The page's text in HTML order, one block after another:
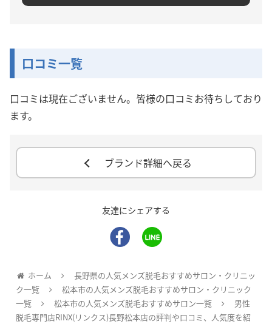
口コミ一覧
口コミは現在ございません。皆様の口コミお待ちしており
ます。
ブランド詳細へ戻る
友達にシェアする
ホーム
長野県の人気メンズ脱毛おすすめサロン・クリニッ
ク一覧
松本市の人気メンズ脱毛おすすめサロン・クリニック
一覧
松本市の人気メンズ脱毛おすすめサロン一覧
男性
脱毛専門店RINX(リンクス)長野松本店の評判や口コミ、人気度を紹